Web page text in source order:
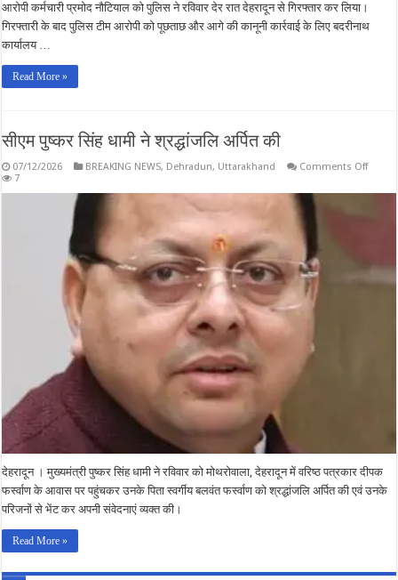
आरोपी कर्मचारी प्रमोद नौटियाल को पुलिस ने रविवार देर रात देहरादून से गिरफ्तार कर लिया।
गिरफ्तारी के बाद पुलिस टीम आरोपी को पूछताछ और आगे की कानूनी कार्रवाई के लिए बदरीनाथ
कार्यालय …
Read More »
सीएम पुष्कर सिंह धामी ने श्रद्धांजलि अर्पित की
07/12/2026 BREAKING NEWS, Dehradun, Uttarakhand Comments Offon
7
देहरादून । मुख्यमंत्री पुष्कर सिंह धामी ने रविवार को मोथरोवाला, देहरादून में वरिष्ठ पत्रकार दीपक
फर्स्वाण के आवास पर पहुंचकर उनके पिता स्वर्गीय बलवंत फर्स्वाण को श्रद्धांजलि अर्पित की एवं उनके
परिजनों से भेंट कर अपनी संवेदनाएं व्यक्त की।
Read More »